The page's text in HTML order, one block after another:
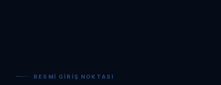
RESMI GIRIŞ NOKTASI